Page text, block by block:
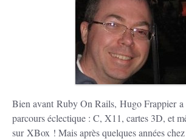
Bien avant Ruby On Rails, Hugo Frappier a
parcours éclectique : C, X11, cartes 3D, et
sur XBox ! Mais après quelques années